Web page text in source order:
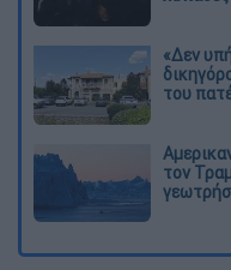
«Δεν
του
τον